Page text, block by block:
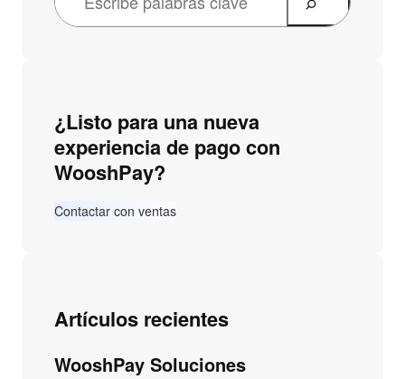
¿Listo para una nueva
experiencia de pago con
WooshPay?
Contactar con ventas
Artículos recientes
WooshPay Soluciones